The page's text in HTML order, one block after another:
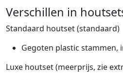
Verschillen in
Standaard houtset (standaard)
Gegoten plastic stammen,
Luxe houtset (meerprijs, zie